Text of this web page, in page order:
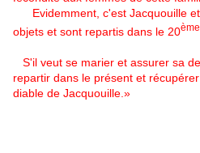
Evidemment, c'est Jacquouille et
objets et sont repartis dans le 20ème
S'il veut se marier et assurer sa
repartir dans le présent et
diable de Jacquouille .»